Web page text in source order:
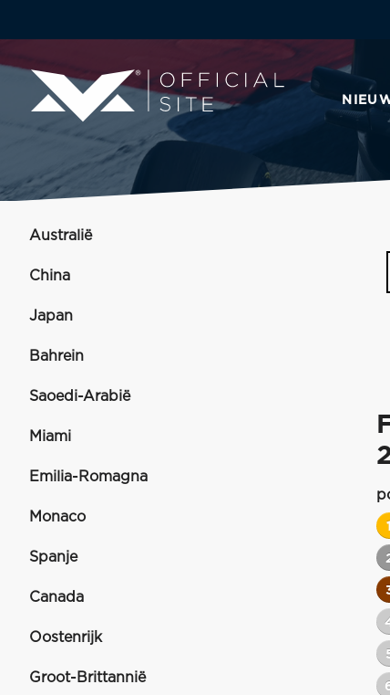
Australië
China
Japan
Bahrein
Saoedi-Arabië
Miami
Emilia-Romagna
Monaco
Spanje
Canada
Oostenrijk
Groot-Brittannië
1